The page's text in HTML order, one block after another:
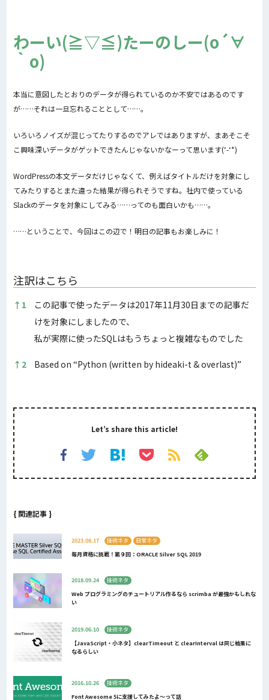
わーい(≧▽≦)たーのしー(o´∀
｀o)
本当に意図したとおりのデータが得られているのか不安ではあるのです
が……それは一旦忘れることとして……。
いろいろノイズが混じってたりするのでアレではありますが、まあそこそ
こ興味深いデータがゲットできたんじゃないかなーって思います(‘-‘*)
WordPressの本文データだけじゃなくて、例えばタイトルだけを対象にし
てみたりするとまた違った結果が得られそうですね。社内で使っている
Slackのデータを対象にしてみる……ってのも面白いかも……。
……ということで、今回はこの辺で！明日の記事もお楽しみに！
注訳はこちら
注訳はこちら
↑ 1
この記事で使ったデータは2017年11月30日までの記事だ
けを対象にしましたので、
私が実際に使ったSQLはもうちょっと複雑なものでした
↑ 2 Based on “Python (written by hideaki-t & overlast)”
Let’s share this article!
{ 関連記事 }
2023.08.17 技術ネタ
日常ネタ
毎月資格に挑戦！第９回：ORACLE Silver SQL 2019
2018.09.24
技術ネタ
Web プログラミングのチュートリアル作るなら scrimba が最強かもしれな
い
2019.06.10
技術ネタ
【JavaScript・小ネタ】clearTimeout と clearInterval は同じ結果に
なるらしい
2016.10.26
技術ネタ
Font Awesome 5に支援してみたよ〜って話